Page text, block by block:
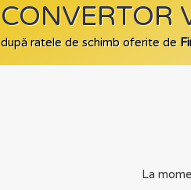
CONVERTOR
după ratele de schimb oferite de
La